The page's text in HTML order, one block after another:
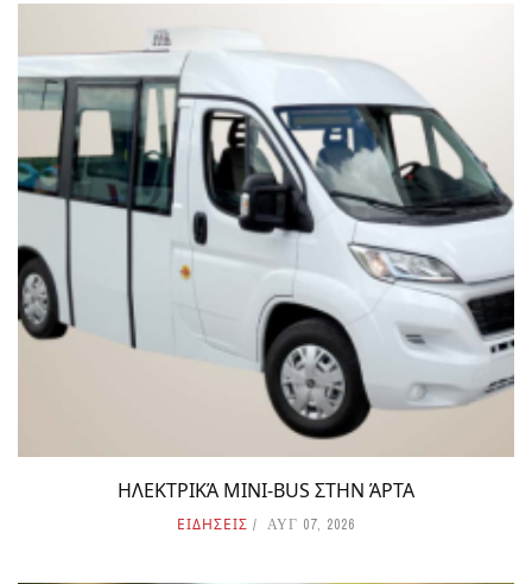
ΗΛΕΚΤΡΙΚΆ MINI-BUS ΣΤΗΝ ΆΡΤΑ
ΕΙΔΗΣΕΙΣ ΑΥΓ 07, 2026